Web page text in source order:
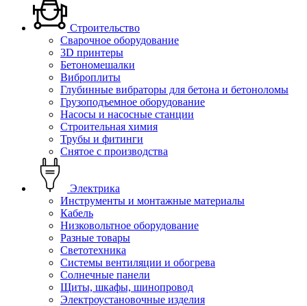
Строительство
Сварочное оборудование
3D принтеры
Бетономешалки
Виброплиты
Глубинные вибраторы для бетона и бетоноломы
Грузоподъемное оборудование
Насосы и насосные станции
Строительная химия
Трубы и фитинги
Снятое с производства
Электрика
Инструменты и монтажные материалы
Кабель
Низковольтное оборудование
Разные товары
Светотехника
Системы вентиляции и обогрева
Солнечные панели
Щиты, шкафы, шинопровод
Электроустановочные изделия